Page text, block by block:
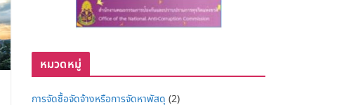
หมวดหมู่
การจัดซื้อจัดจ้างหรือการจัดหาพัสดุ (2)